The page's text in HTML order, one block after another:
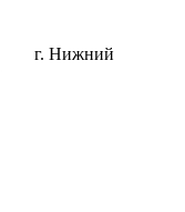
г. Нижний